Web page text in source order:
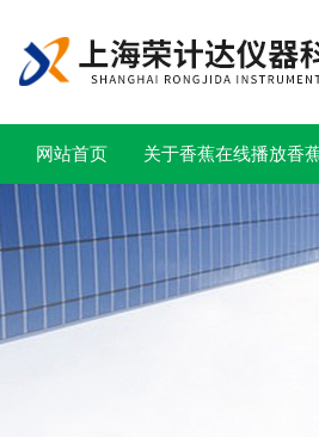
网站首页 关于香蕉在线播放香